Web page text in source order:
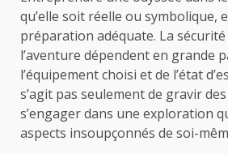
qu’elle soit réelle ou symbolique,
préparation adéquate. La
l’aventure dépendent en grande
l’équipement choisi et de l’état
s’agit pas seulement de gravir
s’engager dans une exploration
aspects insoupçonnés de soi-